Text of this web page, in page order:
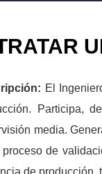
El
Participa,
media.
de
de producción,